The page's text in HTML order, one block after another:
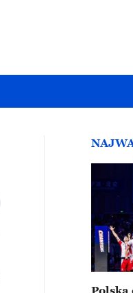
Polska